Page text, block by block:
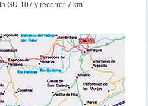
GU-107 y recorrer 7 km.